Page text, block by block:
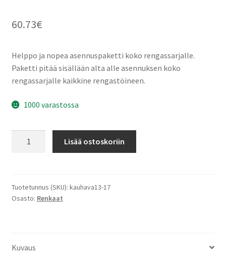
60.73€
Helppo ja nopea asennuspaketti koko rengassarjalle.
Paketti pitää sisällään alta alle asennuksen koko
rengassarjalle kaikkine rengastöineen.
1000 varastossa
määrä
Lisää ostoskoriin
Tuotetunnus (SKU): kauhava13-17
Osasto: Renkaat
Kuvaus